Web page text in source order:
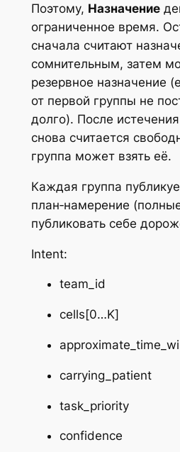
Поэтому, Назначение
ограниченное время.
сначала считают
сомнительным, затем
резервное назначение
от первой группы не
долго). После истечения
снова считается
группа может взять её.
Каждая группа
план‑намерение
публиковать себе
Intent:
team_id
cells[0…K]
carrying_patient
task_priority
confidence